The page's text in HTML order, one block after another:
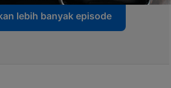
lebih banyak episode